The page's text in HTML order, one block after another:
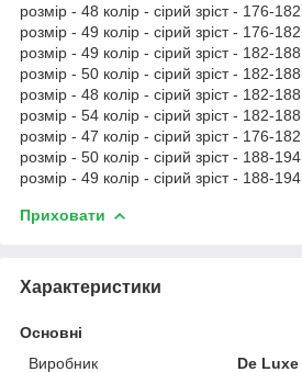
розмір - 48 колір - сірий зріст - 176-182
розмір - 49 колір - сірий зріст - 176-182
розмір - 49 колір - сірий зріст - 182-188
розмір - 50 колір - сірий зріст - 182-188
розмір - 48 колір - сірий зріст - 182-188
розмір - 54 колір - сірий зріст - 182-188
розмір - 47 колір - сірий зріст - 176-182
розмір - 50 колір - сірий зріст - 188-194
розмір - 49 колір - сірий зріст - 188-194
Приховати
Характеристики
Основні
Виробник
De Luxe